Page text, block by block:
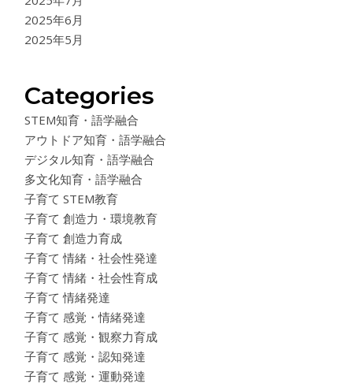
2025年6月
2025年5月
Categories
STEM知育・語学融合
アウトドア知育・語学融合
デジタル知育・語学融合
多文化知育・語学融合
子育て STEM教育
子育て 創造力・環境教育
子育て 創造力育成
子育て 情緒・社会性発達
子育て 情緒・社会性育成
子育て 情緒発達
子育て 感覚・情緒発達
子育て 感覚・観察力育成
子育て 感覚・認知発達
子育て 感覚・運動発達